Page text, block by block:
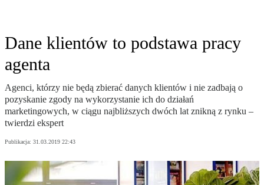
Dane klientów to podstawa pracy
agenta
Agenci, którzy nie będą zbierać danych klientów i nie zadbają o
pozyskanie zgody na wykorzystanie ich do działań
marketingowych, w ciągu najbliższych dwóch lat znikną z rynku –
twierdzi ekspert
Publikacja: 31.03.2019 22:43